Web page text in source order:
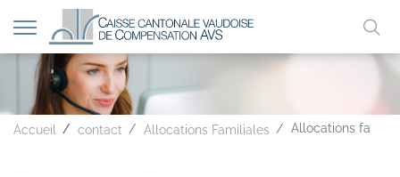
A A A
Afficher
la
navigation
Accueil contact Allocations Familiales Allocations